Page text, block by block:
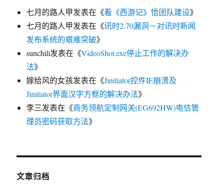
七月的路人甲发表在《看《西游记》悟团队建设》
七月的路人甲发表在《讯时2.70漏洞－对讯时新闻
发布系统的艰难突破》
sunchili发表在《VideoShot.exe停止工作的解决办
法》
嫁给风的女孩发表在《Jinitiator控件IE崩溃及
Jinitiator界面汉字方框的解决办法》
李三发表在《商务领航定制网关(EG692HW)电信管
理员密码获取方法》
文章归档